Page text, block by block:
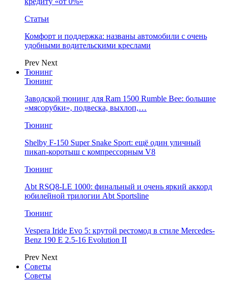
Статьи
Комфорт и поддержка: названы автомобили с очень
удобными водительскими креслами
Prev Next
Тюнинг
Тюнинг
Заводской тюнинг для Ram 1500 Rumble Bee: большие
«мясорубки», подвеска, выхлоп,…
Тюнинг
Shelby F-150 Super Snake Sport: ещё один уличный
пикап-коротыш с компрессорным V8
Тюнинг
Abt RSQ8-LE 1000: финальный и очень яркий аккорд
юбилейной трилогии Abt Sportsline
Тюнинг
Vespera Iride Evo 5: крутой рестомод в стиле Mercedes-
Benz 190 E 2.5-16 Evolution II
Prev Next
Советы
Советы